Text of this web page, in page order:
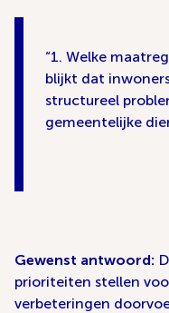
1. Welke
blijkt dat
structureel
gemeentelijke
Gewenst antwoord:
prioriteiten stellen
verbeteringen